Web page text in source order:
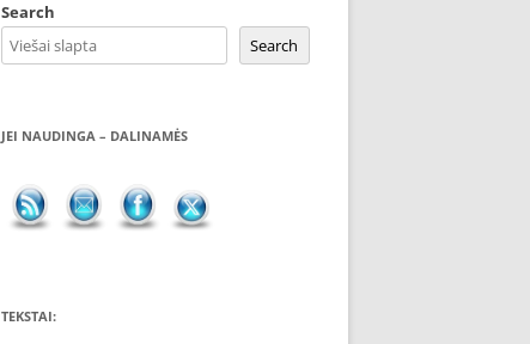
Search
Search
JEI NAUDINGA – DALINAMĖS
TEKSTAI: